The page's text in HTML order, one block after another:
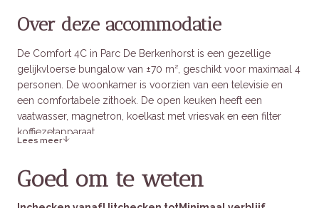
Over deze accommodatie
De Comfort 4C in Parc De Berkenhorst is een gezellige
gelijkvloerse bungalow van ±70 m², geschikt voor maximaal 4
personen. De woonkamer is voorzien van een televisie en
een comfortabele zithoek. De open keuken heeft een
vaatwasser, magnetron, koelkast met vriesvak en een filter
koffiezetapparaat.
Er zijn twee slaapkamers, elk met twee eenpersoonsbedden,
wat deze bungalow ideaal maakt voor stellen of gezinnen. De
badkamer is voorzien van een inloopdouche en toilet. Buiten
Lees meer
Goed om te weten